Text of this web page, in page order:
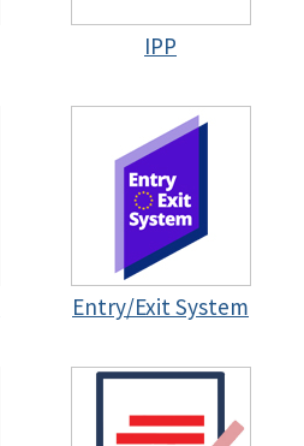
IPP
Entry/Exit System